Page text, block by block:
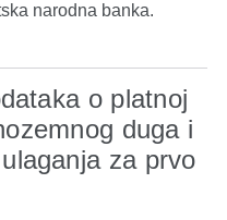
narodna banka.
o platnoj
duga i
za prvo